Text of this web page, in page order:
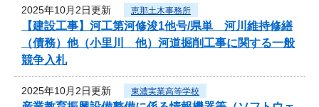
2025年10月2日更新 恵那土木事務所
【建設工事】河工第河修浚1他号/県単 河川維持修繕
（債務）他（小里川 他）河道掘削工事に関する一般
競争入札
2025年10月2日更新 東濃実業高等学校